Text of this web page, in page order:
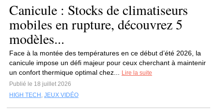
Canicule : Stocks de climatiseurs
mobiles en rupture, découvrez 5
modèles...
Face à la montée des températures en ce début d’été 2026, la
canicule impose un défi majeur pour ceux cherchant à maintenir
un confort thermique optimal chez...
Lire la suite
Publié le 18 juillet 2026
HIGH TECH , JEUX VIDÉO